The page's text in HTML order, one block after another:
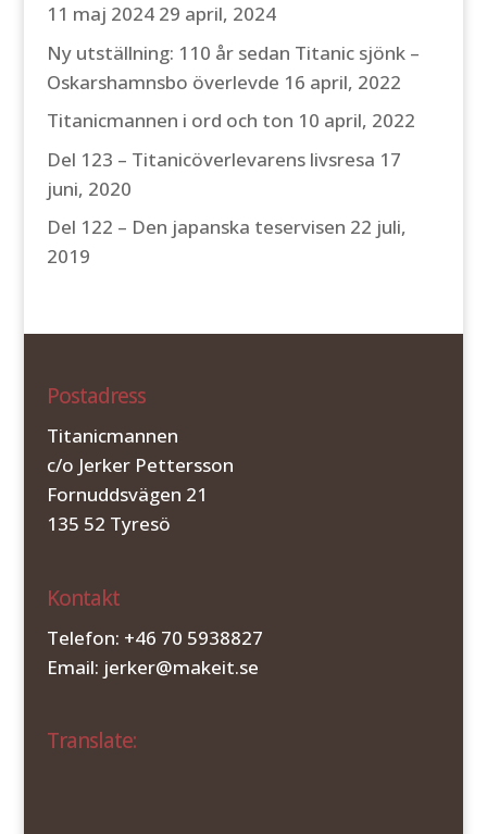
11 maj 2024 29 april, 2024
Ny utställning: 110 år sedan Titanic sjönk –
Oskarshamnsbo överlevde 16 april, 2022
Titanicmannen i ord och ton 10 april, 2022
Del 123 – Titanicöverlevarens livsresa 17
juni, 2020
Del 122 – Den japanska teservisen 22 juli,
2019
Postadress
Titanicmannen
c/o Jerker Pettersson
Fornuddsvägen 21
135 52 Tyresö
Kontakt
Telefon: +46 70 5938827
Email: jerker@makeit.se
Translate: